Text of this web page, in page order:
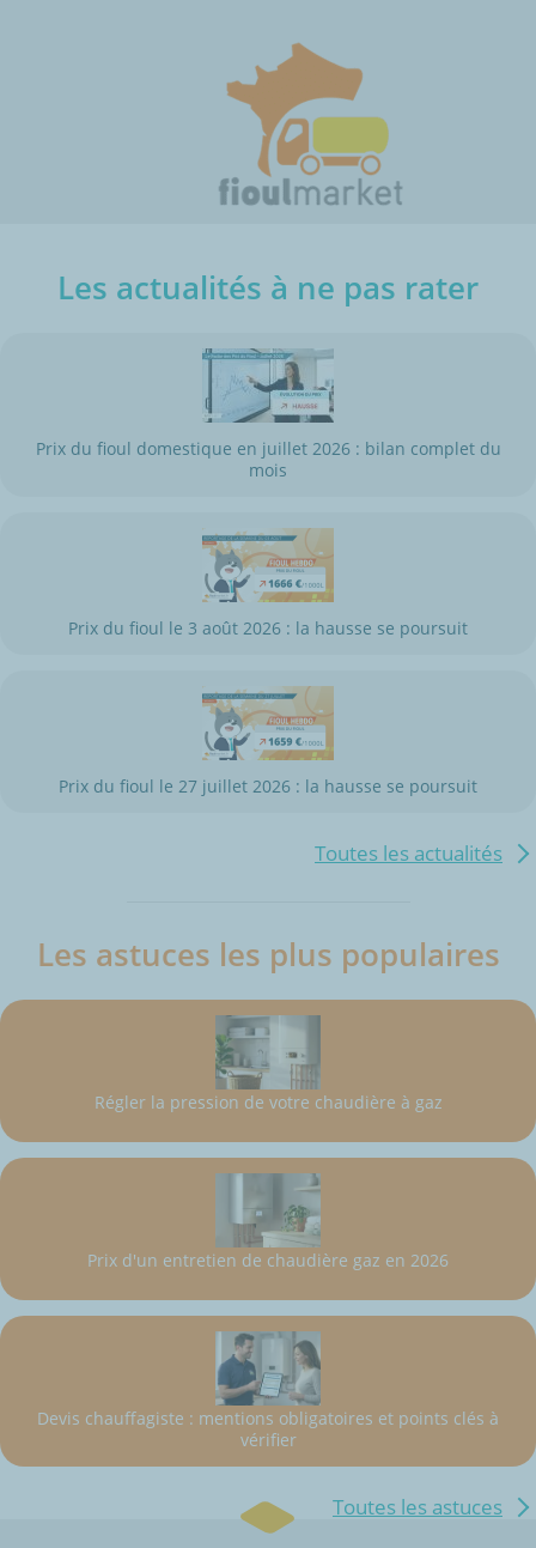
Les actualités à ne pas rater
Prix du fioul domestique en juillet 2026 : bilan complet du
mois
Prix du fioul le 3 août 2026 : la hausse se poursuit
Prix du fioul le 27 juillet 2026 : la hausse se poursuit
Toutes les actualités
Les astuces les plus populaires
Régler la pression de votre chaudière à gaz
Prix d'un entretien de chaudière gaz en 2026
Devis chauffagiste : mentions obligatoires et points clés à
vérifier
Toutes les astuces